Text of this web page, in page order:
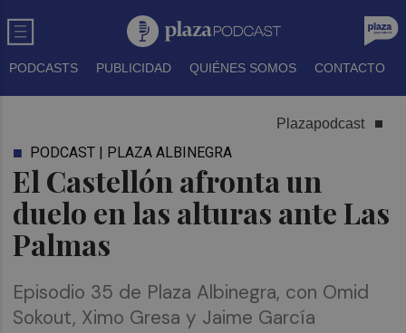
PODCASTS PUBLICIDAD QUIÉNES SOMOS CONTACTO
Plazapodcast
El Castellón afronta un
duelo en las alturas ante Las
Palmas
PODCAST | PLAZA ALBINEGRA
Episodio 35 de Plaza Albinegra, con Omid
Sokout, Ximo Gresa y Jaime García